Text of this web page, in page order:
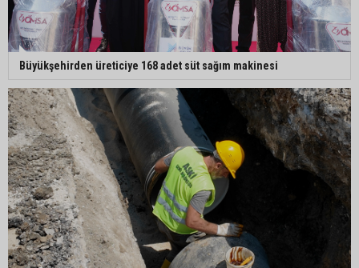
Kozan’da kaçak tütün operasyonu: 1 şüpheli
tutuklandı
Filistin konvoyu Adana'da destek mitingiyle
karşılandı
Halil Nacar, Balcalı Hastanesi yönetimini ağırladı
Büyükşehirden üreticiye 168 adet süt sağım makinesi